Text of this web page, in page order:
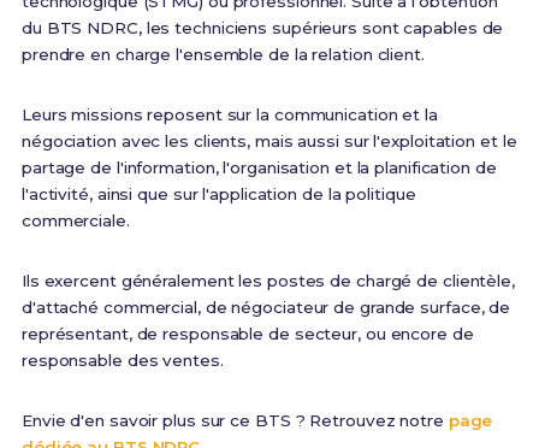
du BTS NDRC, les techniciens supérieurs sont capables de
prendre en charge l'ensemble de la relation client.
Leurs missions reposent sur la communication et la
négociation avec les clients, mais aussi sur l'exploitation et le
partage de l'information, l'organisation et la planification de
l'activité, ainsi que sur l'application de la politique
commerciale.
Ils exercent généralement les postes de chargé de clientèle,
d'attaché commercial, de négociateur de grande surface, de
représentant, de responsable de secteur, ou encore de
responsable des ventes.
Envie d'en savoir plus sur ce BTS ? Retrouvez notre page